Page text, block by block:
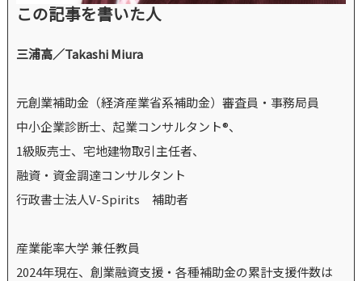
この記事を書いた人
三浦高／Takashi Miura
元創業補助金（経済産業省系補助金）審査員・事務局員
中小企業診断士、起業コンサルタント®、
1級販売士、宅地建物取引主任者、
融資・資金調達コンサルタント
行政書士法人V-Spirits 補助者
産業能率大学 兼任教員
2024年現在、創業融資支援・各種補助金の累計支援件数は